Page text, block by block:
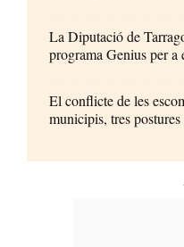
La Diputació de
programa Genius per a
El conflicte de les
municipis, tres